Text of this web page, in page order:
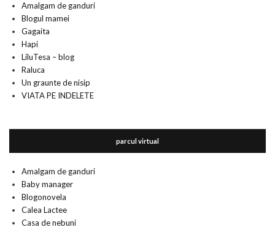
Amalgam de ganduri
Blogul mamei
Gagaita
Hapi
LiluTesa – blog
Raluca
Un graunte de nisip
VIATA PE INDELETE
parcul virtual
Amalgam de ganduri
Baby manager
Blogonovela
Calea Lactee
Casa de nebuni